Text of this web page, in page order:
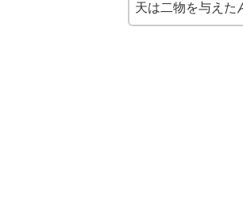
天は二物を与えた